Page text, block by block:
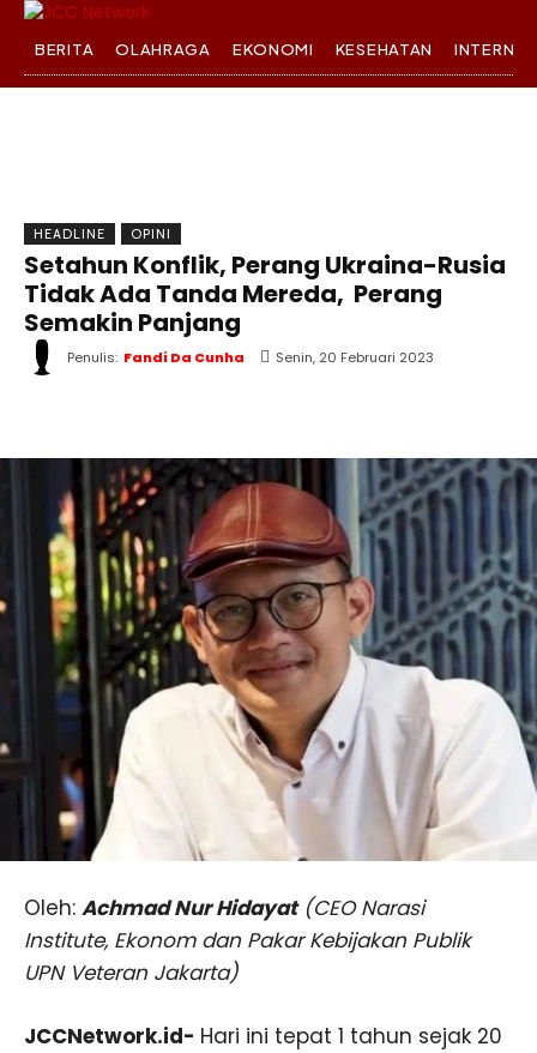
BERITA OLAHRAGA EKONOMI KESEHATAN
HEADLINE OPINI
Setahun Konflik, Perang Ukraina-Rusia
Tidak Ada Tanda Mereda, Perang
Semakin Panjang
Penulis: Fandi Da Cunha Senin, 20 Februari 2023
Oleh: Achmad Nur Hidayat(CEO Narasi
Institute, Ekonom dan Pakar Kebijakan Publik
UPN Veteran Jakarta)
JCCNetwork.id- Hari ini tepat 1 tahun sejak 20